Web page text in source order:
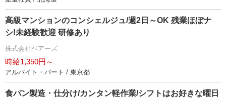
高級マンションのコンシェルジュ/週2日～OK 残業ほぼナ
シ!未経験歓迎 研修あり
株式会社ベアーズ
時給1,350円～
アルバイト・パート / 東京都
食パン製造・仕分け/カンタン軽作業/シフトはお好きな曜日